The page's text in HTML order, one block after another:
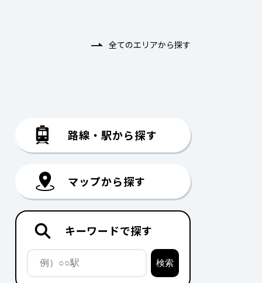
全てのエリアから探す
路線・駅から探す
マップから探す
キーワードで探す